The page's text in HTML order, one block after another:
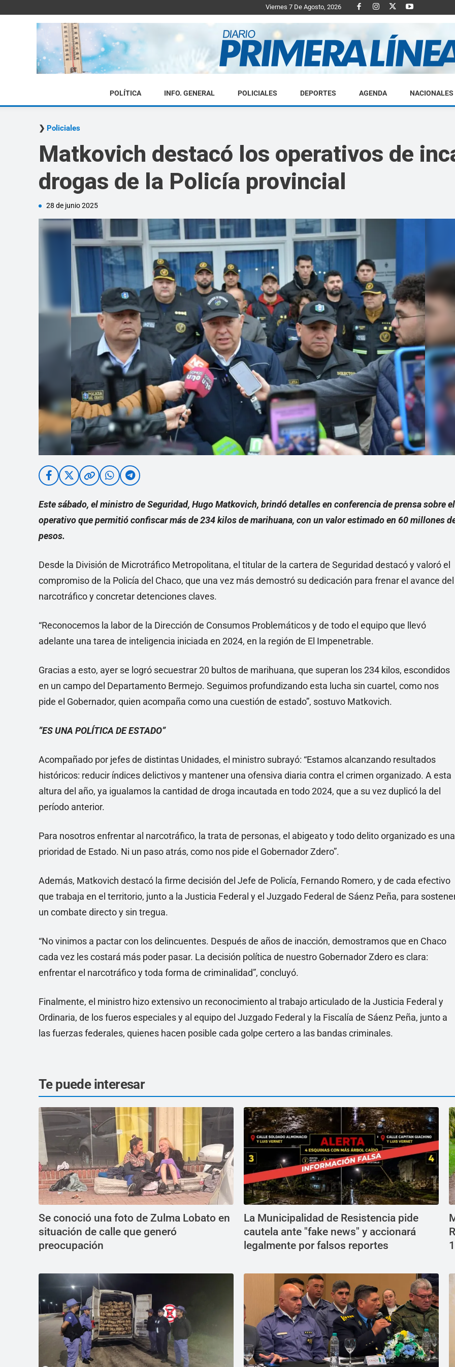
Viernes 7 De Agosto, 2026
Diario
Primera
Linea
POLÍTICA INFO. GENERAL POLICIALES DEPORTES AGENDA NACIONALES
Policiales
Matkovich destacó los operativos de
drogas de la Policía provincial
28 de junio 2025
Este sábado, el ministro de Seguridad, Hugo Matkovich, brindó detalles en conferencia de prensa sobre el
operativo que permitió confiscar más de 234 kilos de marihuana, con un valor estimado en 60 millones
pesos.
Desde la División de Microtráfico Metropolitana, el titular de la cartera de Seguridad destacó y valoró el
compromiso de la Policía del Chaco, que una vez más demostró su dedicación para frenar el avance del
narcotráfico y concretar detenciones claves.
“Reconocemos la labor de la Dirección de Consumos Problemáticos y de todo el equipo que llevó
adelante una tarea de inteligencia iniciada en 2024, en la región de El Impenetrable.
Gracias a esto, ayer se logró secuestrar 20 bultos de marihuana, que superan los 234 kilos, escondidos
en un campo del Departamento Bermejo. Seguimos profundizando esta lucha sin cuartel, como nos
pide el Gobernador, quien acompaña como una cuestión de estado”, sostuvo Matkovich.
”ES UNA POLÍTICA DE ESTADO”
Acompañado por jefes de distintas Unidades, el ministro subrayó: “Estamos alcanzando resultados
históricos: reducir índices delictivos y mantener una ofensiva diaria contra el crimen organizado. A esta
altura del año, ya igualamos la cantidad de droga incautada en todo 2024, que a su vez duplicó la del
período anterior.
Para nosotros enfrentar al narcotráfico, la trata de personas, el abigeato y todo delito organizado es una
prioridad de Estado. Ni un paso atrás, como nos pide el Gobernador Zdero”.
Además, Matkovich destacó la firme decisión del Jefe de Policía, Fernando Romero, y de cada efectivo
que trabaja en el territorio, junto a la Justicia Federal y el Juzgado Federal de Sáenz Peña, para
un combate directo y sin tregua.
“No vinimos a pactar con los delincuentes. Después de años de inacción, demostramos que en Chaco
cada vez les costará más poder pasar. La decisión política de nuestro Gobernador Zdero es clara:
enfrentar el narcotráfico y toda forma de criminalidad”, concluyó.
Finalmente, el ministro hizo extensivo un reconocimiento al trabajo articulado de la Justicia Federal y
Ordinaria, de los fueros especiales y al equipo del Juzgado Federal y la Fiscalía de Sáenz Peña, junto a
las fuerzas federales, quienes hacen posible cada golpe certero a las bandas criminales.
Te puede interesar
Se conoció una foto de Zulma Lobato en
situación de calle que generó
preocupación
La Municipalidad de Resistencia pide
cautela ante "fake news" y accionará
legalmente por falsos reportes